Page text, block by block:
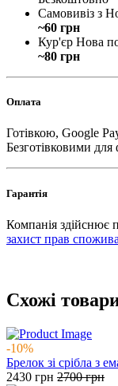
Самовивіз з
~60 грн
Кур'єр Нова
~80 грн
Оплата
Готівкою, Google
Безготівковими
Гарантія
Компанія здійснює
захист прав
Схожі
-10%
Брелок зі срібла з
2430 грн 2700грн